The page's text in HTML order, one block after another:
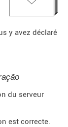
y avez déclaré
du serveur
est correcte.